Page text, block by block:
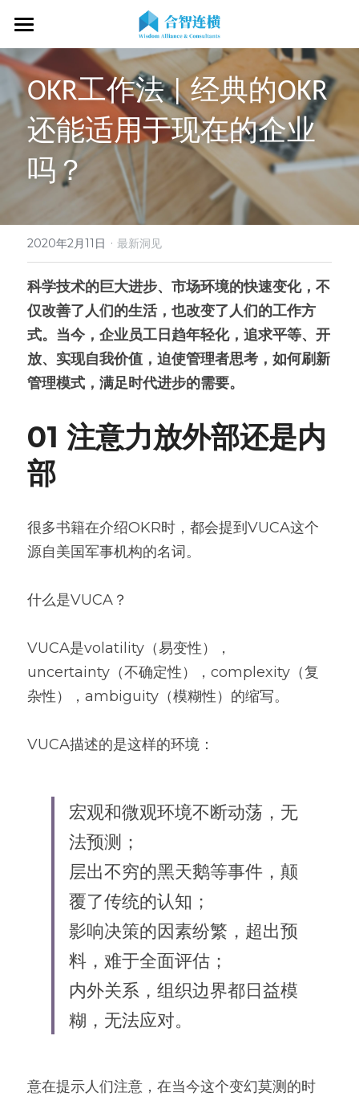
首页
关于我们
关于我们
OKR专家
客户见证
专业服务
OKR服务体系
OKR系统落地陪跑
OKR战略解码
OKR工作坊/定制培训
OKR教练认证/训战
经营分析会
高质量复盘
OKR教练认证
了解COC
OKR证书查询
专家视频
专业书籍
在线课程
最新洞见
新闻动态
搜索
现在预约
OKR工作法 | 经典的OKR
还能适用于现在的企业
吗？
2020年2月11日 · 最新洞见
科学技术的巨大进步、市场环境的快速变化，不
仅改善了人们的生活，也改变了人们的工作方
式。当今，企业员工日趋年轻化，追求平等、开
放、实现自我价值，迫使管理者思考，如何刷新
管理模式，满足时代进步的需要。
01 注意力放外部还是内
部
很多书籍在介绍OKR时，都会提到VUCA这个
源自美国军事机构的名词。
什么是VUCA？
VUCA是volatility（易变性），
uncertainty（不确定性），complexity（复
杂性），ambiguity（模糊性）的缩写。
VUCA描述的是这样的环境：
宏观和微观环境不断动荡，无
法预测；
层出不穷的黑天鹅等事件，颠
覆了传统的认知；
影响决策的因素纷繁，超出预
料，难于全面评估；
内外关系，组织边界都日益模
糊，无法应对。
意在提示人们注意，在当今这个变幻莫测的时